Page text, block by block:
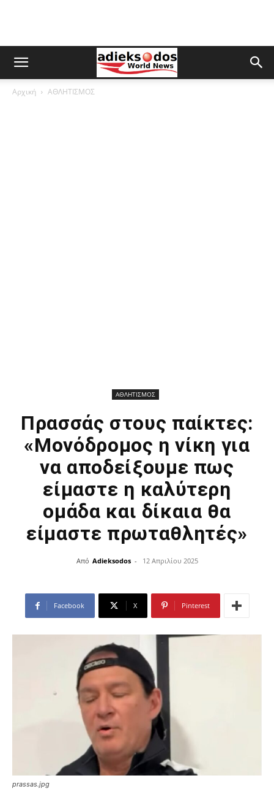
Αρχική ΑΘΛΗΤΙΣΜΟΣ
ΑΘΛΗΤΙΣΜΟΣ
Πρασσάς στους παίκτες:
«Μονόδρομος η νίκη για
να αποδείξουμε πως
είμαστε η καλύτερη
ομάδα και δίκαια θα
είμαστε πρωταθλητές»
Από Adieksodos - 12 Απριλίου 2025
Facebook X Pinterest
prassas.jpg